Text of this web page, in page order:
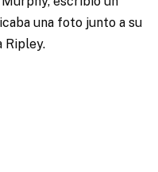
una foto junto a su
Ripley.